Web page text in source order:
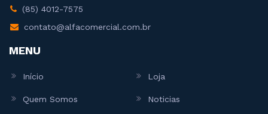
(85) 4012-7575
contato@alfacomercial.com.br
MENU
Início Loja
Quem Somos Noticias